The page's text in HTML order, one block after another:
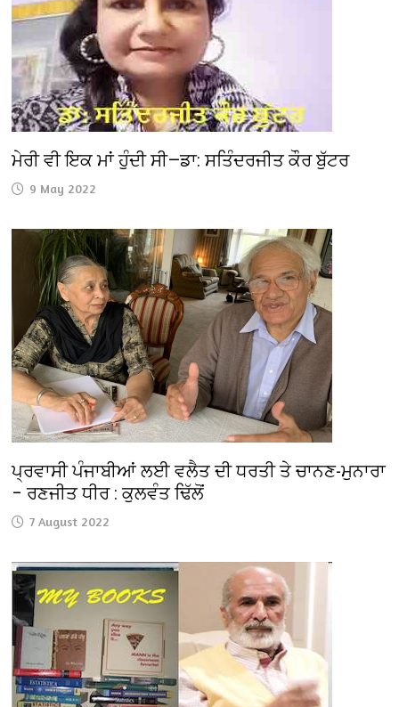
ਮੇਰੀ ਵੀ ਇਕ ਮਾਂ ਹੁੰਦੀ ਸੀ—ਡਾ: ਸਤਿੰਦਰਜੀਤ ਕੌਰ ਬੁੱਟਰ
9 May 2022
ਪ੍ਰਵਾਸੀ ਪੰਜਾਬੀਆਂ ਲਈ ਵਲੈਤ ਦੀ ਧਰਤੀ ਤੇ ਚਾਨਣ-ਮੁਨਾਰਾ
– ਰਣਜੀਤ ਧੀਰ : ਕੁਲਵੰਤ ਢਿੱਲੋਂ
7 August 2022